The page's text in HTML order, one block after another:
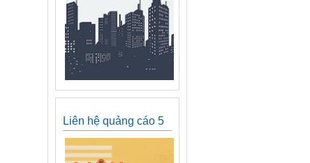
Liên hệ quảng cáo 5